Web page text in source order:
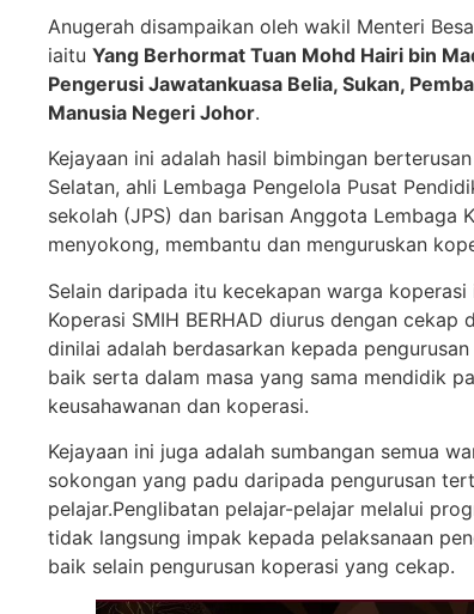
Anugerah disampaikan oleh wakil Menteri
iaitu Yang Berhormat Tuan Mohd Hairi bin
Pengerusi Jawatankuasa Belia, Sukan,
Manusia Negeri Johor.
Kejayaan ini adalah hasil bimbingan
Selatan, ahli Lembaga Pengelola Pusat
sekolah (JPS) dan barisan Anggota Lembaga
menyokong, membantu dan menguruskan
Selain daripada itu kecekapan warga
Koperasi SMIH BERHAD diurus dengan
dinilai adalah berdasarkan kepada
baik serta dalam masa yang sama mendidik
keusahawanan dan koperasi.
Kejayaan ini juga adalah sumbangan semua
sokongan yang padu daripada pengurusan
pelajar.Penglibatan pelajar-pelajar melalui
tidak langsung impak kepada pelaksanaan
baik selain pengurusan koperasi yang cekap.